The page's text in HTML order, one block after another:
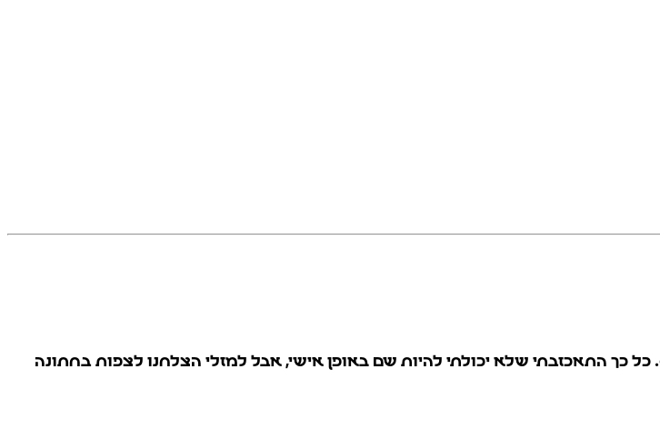
ממש התרגשתי להשתתף בחתונה של בן דוד שלי, אבל לא יכולתי בגלל Covid 19. כל כך התאכזבתי שלא יכולתי להיות שם באופן אישי, אבל למזלי הצלחנו לצפות בחתונה